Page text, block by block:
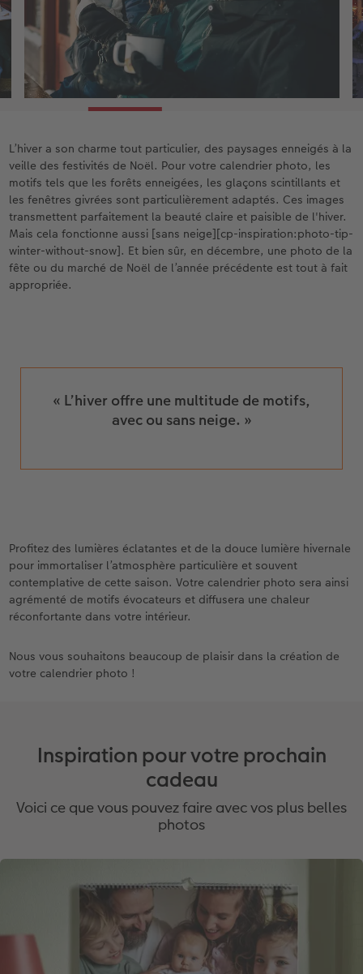
L’hiver a son charme tout particulier, des paysages enneigés à la
veille des festivités de Noël. Pour votre calendrier photo, les
motifs tels que les forêts enneigées, les glaçons scintillants et
les fenêtres givrées sont particulièrement adaptés. Ces images
transmettent parfaitement la beauté claire et paisible de l'hiver.
Mais cela fonctionne aussi [sans neige][cp-inspiration:photo-tip-
winter-without-snow]. Et bien sûr, en décembre, une photo de la
fête ou du marché de Noël de l’année précédente est tout à fait
appropriée.
« L’hiver offre une multitude de motifs,
avec ou sans neige. »
Profitez des lumières éclatantes et de la douce lumière hivernale
pour immortaliser l’atmosphère particulière et souvent
contemplative de cette saison. Votre calendrier photo sera ainsi
agrémenté de motifs évocateurs et diffusera une chaleur
réconfortante dans votre intérieur.
Nous vous souhaitons beaucoup de plaisir dans la création de
votre calendrier photo !
Inspiration pour votre prochain
cadeau
Voici ce que vous pouvez faire avec vos plus belles
photos